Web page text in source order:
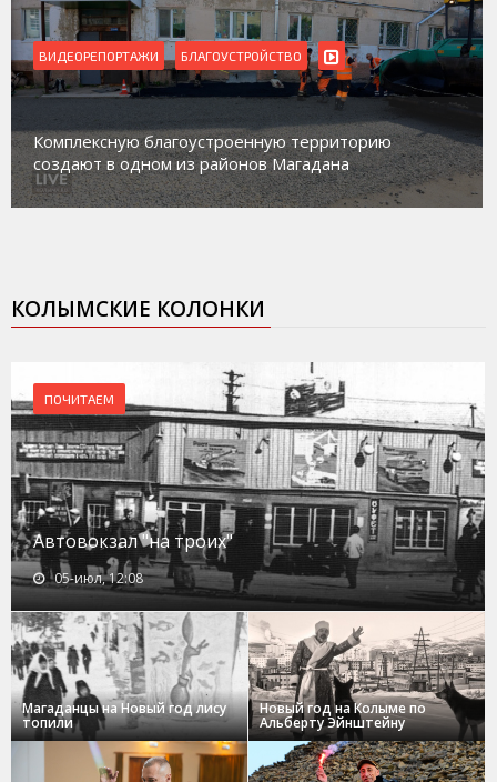
ВИДЕОРЕПОРТАЖИ БЛАГОУСТРОЙСТВО
Комплексную благоустроенную территорию
создают в одном из районов Магадана
КОЛЫМСКИЕ КОЛОНКИ
ПОЧИТАЕМ
Автовокзал "на троих"
05-июл, 12:08
Магаданцы на Новый год лису
топили
Новый год на Колыме по
Альберту Эйнштейну